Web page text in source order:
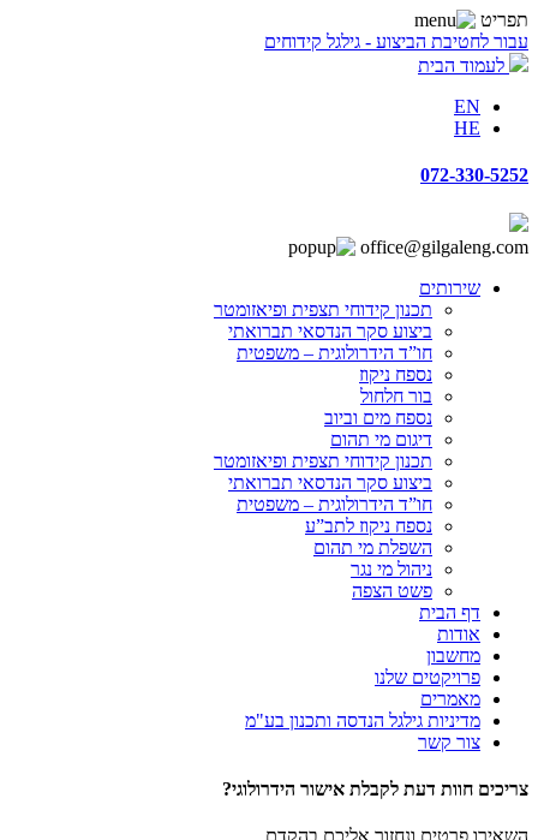
תפריט
עבור לחטיבת הביצוע - גילגל קידוחים
לעמוד הבית
EN
HE
072-330-5252
office@gilgaleng.com
שירותים
תכנון קידוחי תצפית ופיאזומטר
ביצוע סקר הנדסאי תברואתי
חו”ד הידרולוגית – משפטית
נספח ניקוז
בור חלחול
נספח מים וביוב
דיגום מי תהום
תכנון קידוחי תצפית ופיאזומטר
ביצוע סקר הנדסאי תברואתי
חו”ד הידרולוגית – משפטית
נספח ניקוז לתב”ע
השפלת מי תהום
ניהול מי נגר
פשט הצפה
דף הבית
אודות
מחשבון
פרויקטים שלנו
מאמרים
מדיניות גילגל הנדסה ותכנון בע"מ
צור קשר
צריכים חוות דעת לקבלת אישור הידרולוגי?
השאירו פרטים ונחזור אליכם בהקדם